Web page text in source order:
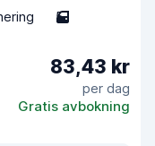
5
83,43 kr
per dag
Gratis avbokning